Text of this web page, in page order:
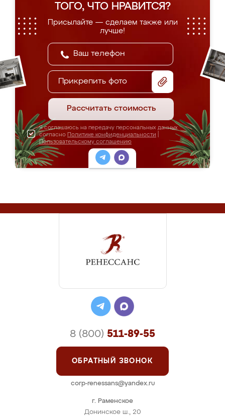
ТОГО, ЧТО НРАВИТСЯ?
Присылайте — сделаем также или
лучше!
Прикрепить фото
Рассчитать стоимость
Я соглашаюсь на передачу персональных данных
согласно Политике конфиденциальности
Пользовательскому соглашению
г. Раменское
Донинское ш., 20
8 (800) 511-89-55
ОБРАТНЫЙ ЗВОНОК
corp-renessans@yandex.ru